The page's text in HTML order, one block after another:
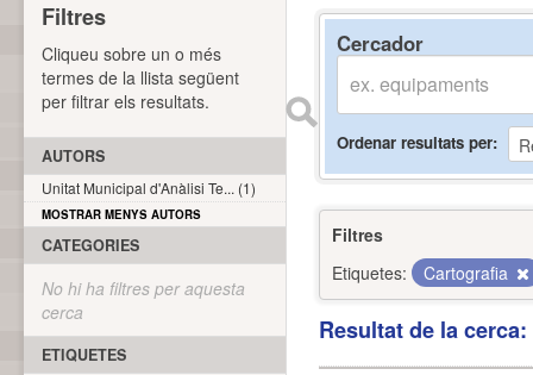
Cercador
Ordenar resultats per
Filtres
Etiquetes:
Cartografia
Resultat de la
Filtres
Cliqueu sobre un o més
termes de la llista següent
per filtrar els resultats.
AUTORS
Unitat Municipal d'Anàlisi Te... (1)
MOSTRAR MENYS AUTORS
CATEGORIES
No hi ha filtres per aquesta
cerca
ETIQUETES